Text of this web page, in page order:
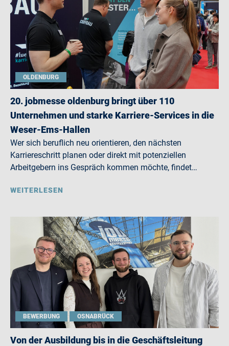
OLDENBURG
20. jobmesse oldenburg bringt über 110
Unternehmen und starke Karriere-Services in die
Weser-Ems-Hallen
Wer sich beruflich neu orientieren, den nächsten
Karriereschritt planen oder direkt mit potenziellen
Arbeitgebern ins Gespräch kommen möchte, findet…
WEITERLESEN
BEWERBUNG OSNABRÜCK
Von der Ausbildung bis in die Geschäftsleitung